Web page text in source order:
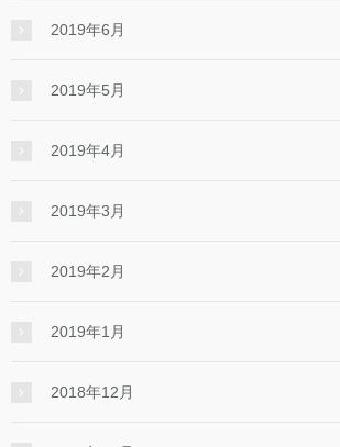
2019年6月
2019年5月
2019年4月
2019年3月
2019年2月
2019年1月
2018年12月